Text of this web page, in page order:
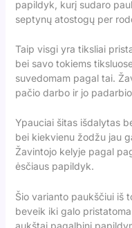
papildyk, kurį sudaro
septynų atostogų per
Taip visgi yra tiksliai
bei savo tokiems
suvedomam pagal tai.
pačio darbo ir jo
Ypauciai šitas išdalytas
bei kiekvienu žodžu jau
Žavintojo kelyje pagal
ėsčiaus papildyk.
Šio varianto paukščiui iš
beveik iki galo
aukštai pagalbinį